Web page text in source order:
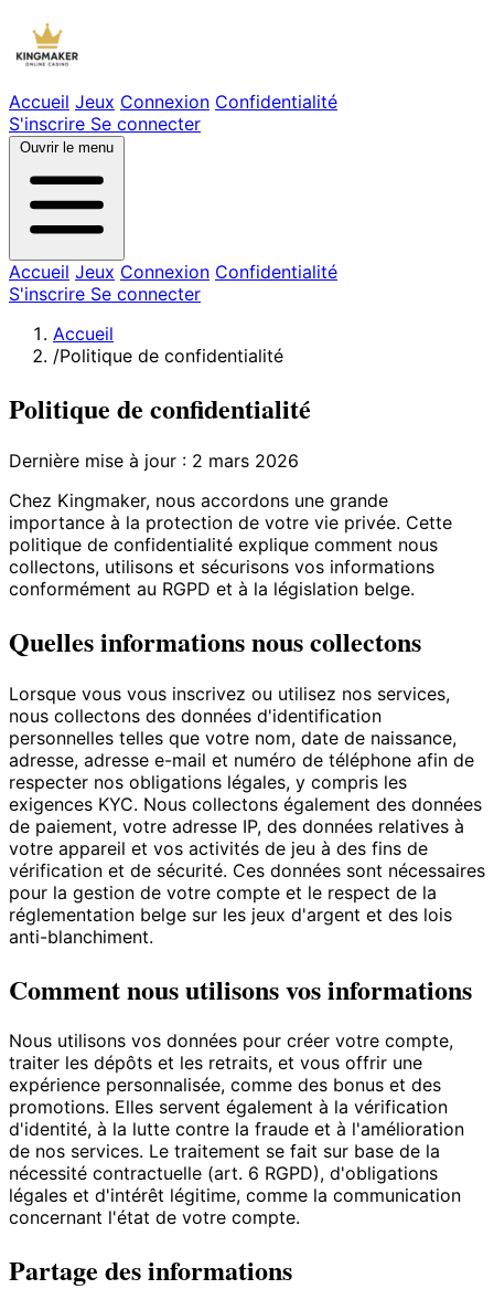
Accueil Jeux Connexion Confidentialité
S'inscrire Se connecter
Ouvrir le menu
Accueil Jeux Connexion Confidentialité
S'inscrire Se connecter
Accueil
/Politique de confidentialité
Politique de confidentialité
Dernière mise à jour : 2 mars 2026
Chez Kingmaker, nous accordons une grande
importance à la protection de votre vie privée. Cette
politique de confidentialité explique comment nous
collectons, utilisons et sécurisons vos informations
conformément au RGPD et à la législation belge.
Quelles informations nous collectons
Lorsque vous vous inscrivez ou utilisez nos services,
nous collectons des données d'identification
personnelles telles que votre nom, date de naissance,
adresse, adresse e-mail et numéro de téléphone afin de
respecter nos obligations légales, y compris les
exigences KYC. Nous collectons également des données
de paiement, votre adresse IP, des données relatives à
votre appareil et vos activités de jeu à des fins de
vérification et de sécurité. Ces données sont nécessaires
pour la gestion de votre compte et le respect de la
réglementation belge sur les jeux d'argent et des lois
anti-blanchiment.
Comment nous utilisons vos informations
Nous utilisons vos données pour créer votre compte,
traiter les dépôts et les retraits, et vous offrir une
expérience personnalisée, comme des bonus et des
promotions. Elles servent également à la vérification
d'identité, à la lutte contre la fraude et à l'amélioration
de nos services. Le traitement se fait sur base de la
nécessité contractuelle (art. 6 RGPD), d'obligations
légales et d'intérêt légitime, comme la communication
concernant l'état de votre compte.
Partage des informations